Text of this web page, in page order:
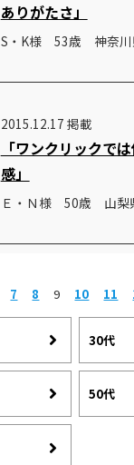
ありがたさ」
S・K様 53歳 神奈川
2015.12.17 掲載
「ワンクリックで
感」
Ｅ・Ｎ様 50歳 山梨
7 8 9 10 11
30代
50代